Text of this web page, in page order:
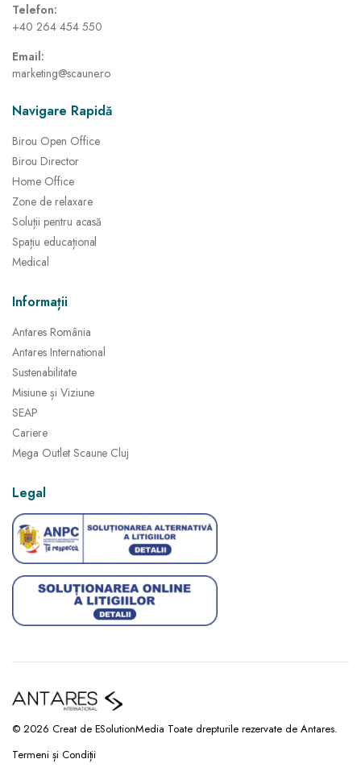
Telefon:
+40 264 454 550
Email:
marketing@scaune.ro
Navigare Rapidă
Birou Open Office
Birou Director
Home Office
Zone de relaxare
Soluții pentru acasă
Spațiu educațional
Medical
Informații
Antares România
Antares International
Sustenabilitate
Misiune și Viziune
SEAP
Cariere
Mega Outlet Scaune Cluj
Legal
© 2026 Creat de ESolutionMedia Toate drepturile rezervate de Antares.
Termeni și Condiții